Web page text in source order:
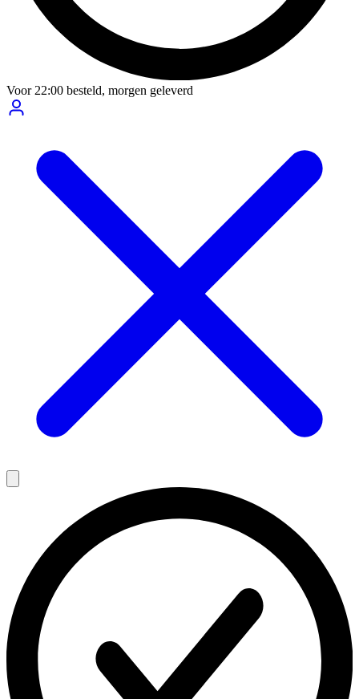
Voor22:00 besteld, morgen geleverd